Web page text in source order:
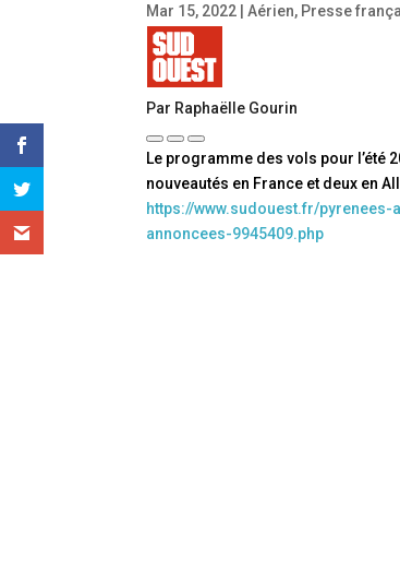
Mar 15, 2022 |Aérien, Presse
Par Raphaëlle Gourin
Le programme des vols pour l’été
nouveautés en France et deux en
https://www.sudouest.fr/
annoncees-9945409.php